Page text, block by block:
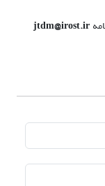
jtdm@irost.ir